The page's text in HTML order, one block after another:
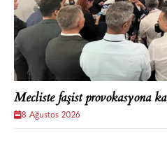
Mecliste faşist provokasyona
8 Ağustos 2026